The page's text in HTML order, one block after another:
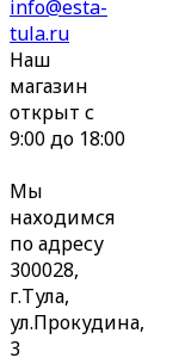
info@esta-
tula.ru
Наш
магазин
открыт с
9:00 до 18:00
Мы
находимся
по адресу
300028,
г.Тула,
ул.Прокудина,
3